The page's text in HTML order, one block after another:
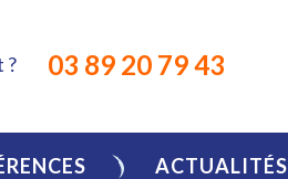
? 03 89 20 79 43
ACTUALITÉS